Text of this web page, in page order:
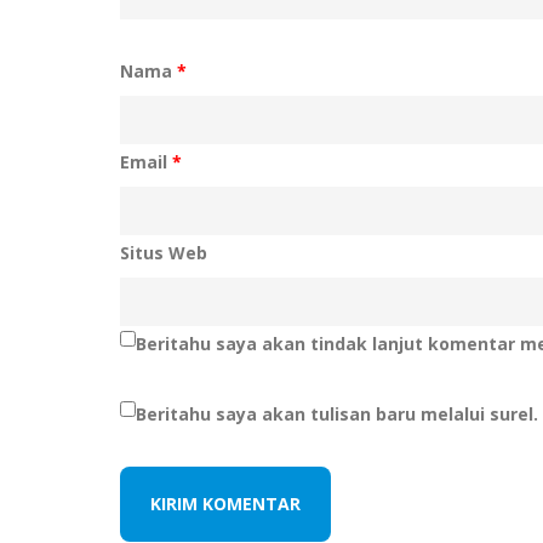
Nama *
Email *
Situs Web
Beritahu saya akan tindak lanjut komentar
Beritahu saya akan tulisan baru melalui surel.